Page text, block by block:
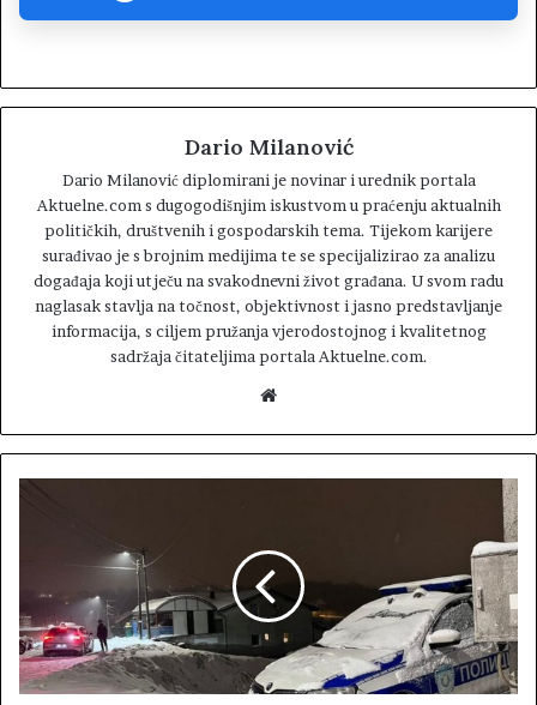
Dario Milanović
Dario Milanović diplomirani je novinar i urednik portala
Aktuelne.com s dugogodišnjim iskustvom u praćenju aktualnih
političkih, društvenih i gospodarskih tema. Tijekom karijere
surađivao je s brojnim medijima te se specijalizirao za analizu
događaja koji utječu na svakodnevni život građana. U svom radu
naglasak stavlja na točnost, objektivnost i jasno predstavljanje
informacija, s ciljem pružanja vjerodostojnog i kvalitetnog
sadržaja čitateljima portala Aktuelne.com.
b
s
e